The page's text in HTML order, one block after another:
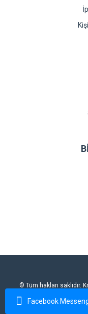
Facebook
© Tüm hakları saklıdır.